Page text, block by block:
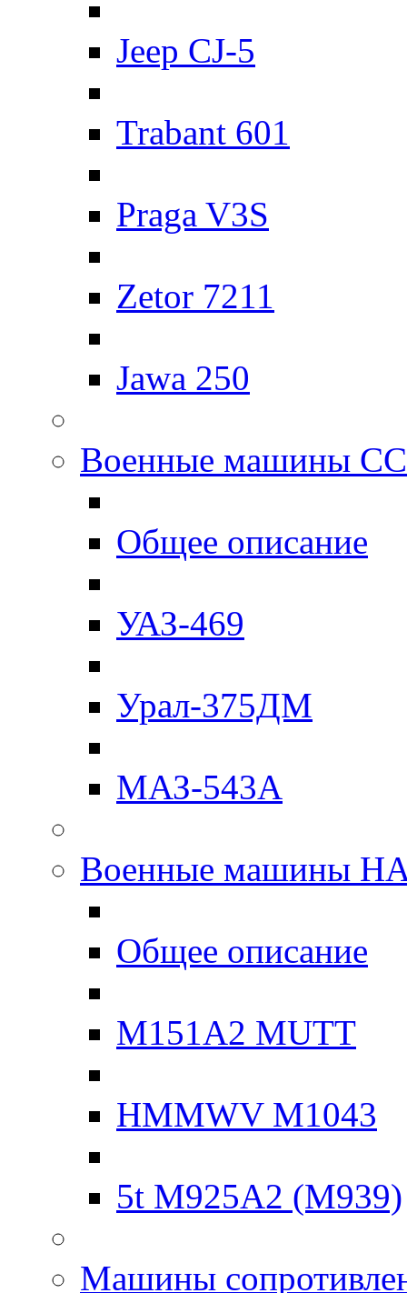
Jeep CJ-5
Trabant 601
Praga V3S
Zetor 7211
Jawa 250
Военные машины
Общее описание
УАЗ-469
Урал-375ДМ
МАЗ-543А
Военные машины
Общее описание
M151A2 MUTT
HMMWV M1043
5t M925A2 (M939)
Машины